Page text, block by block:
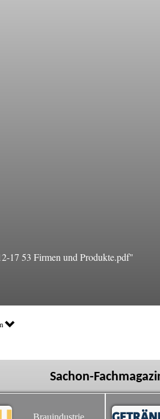
17 53 Firmen und Produkte.pdf"
Sachon-
Brauindustrie